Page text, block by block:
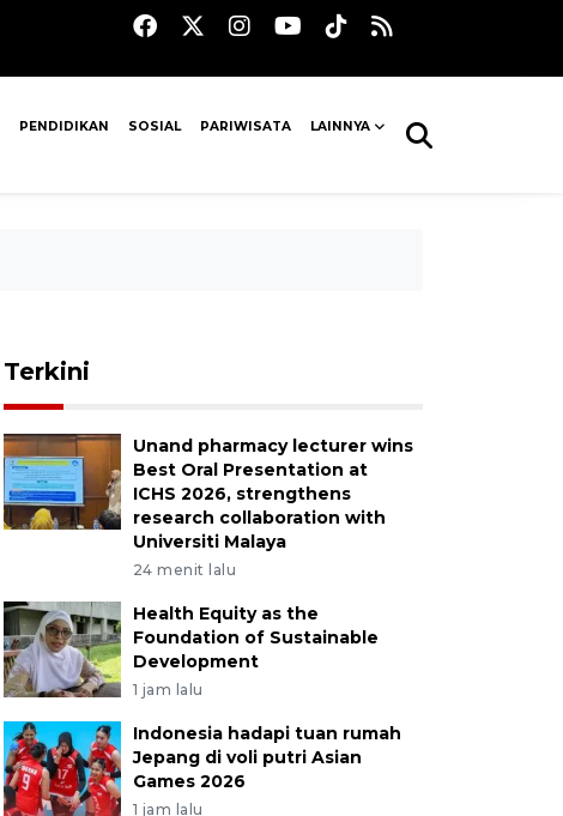
PENDIDIKAN SOSIAL PARIWISATA LAINNYA
Terkini
Unand pharmacy lecturer wins
Best Oral Presentation at
ICHS 2026, strengthens
research collaboration with
Universiti Malaya
24 menit lalu
Health Equity as the
Foundation of Sustainable
Development
1 jam lalu
Indonesia hadapi tuan rumah
Jepang di voli putri Asian
Games 2026
1 jam lalu